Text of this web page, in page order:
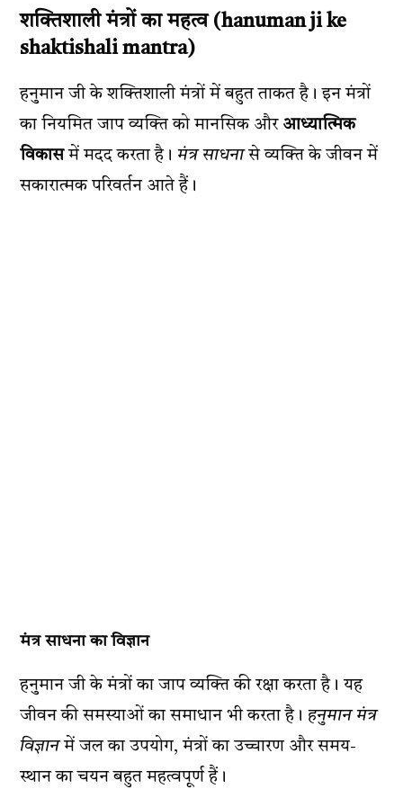
शक्तिशाली मंत्रों का महत्व (hanuman ji ke
shaktishali mantra)
हनुमान जी के शक्तिशाली मंत्रों में बहुत ताकत है। इन मंत्रों
का नियमित जाप व्यक्ति को मानसिक और आध्यात्मिक
विकासमें मदद करता है।मंत्र साधनासे व्यक्ति के जीवन में
सकारात्मक परिवर्तन आते हैं।
मंत्र साधना का विज्ञान
हनुमान जी के मंत्रों का जाप व्यक्ति की रक्षा करता है। यह
जीवन की समस्याओं का समाधान भी करता है।हनुमान मंत्र
विज्ञानमें जल का उपयोग, मंत्रों का उच्चारण और समय-
स्थान का चयन बहुत महत्वपूर्ण हैं।